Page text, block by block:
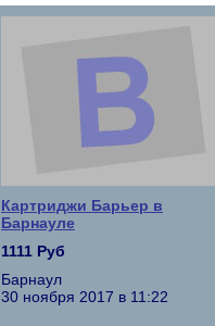
Картриджи Барьер в
Барнауле
1111 Руб
Барнаул
30 ноября 2017 в 11:22